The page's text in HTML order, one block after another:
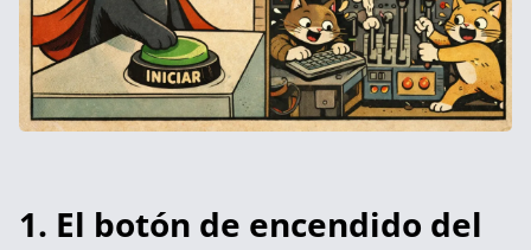
1. El botón de encendido del